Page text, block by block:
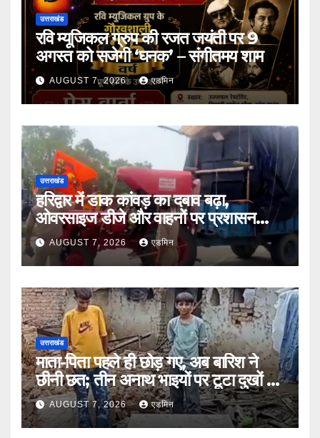
उत्तराखंड
रवि म्यूजिकल ग्रुप की रजत जयंती पर 9
अगस्त को सजेगी ‘घनक’ – संगीतमय शाम
AUGUST 7, 2026 एडमिन
उत्तराखंड
हरिद्वार में डाक कांवड़ का दबाव बढ़ा,
ओवरसाइज डीजे और वाहनों पर प्रशासन
सख्तAUGUST 7, 2026 एडमिन
उत्तराखंड
माता-पिता पहले ही छोड़ गए, अब बारिश ने
छीनी छत; तीन अनाथ भाइयों पर टूटा दुखों का
पहाड़AUGUST 7, 2026 एडमिन